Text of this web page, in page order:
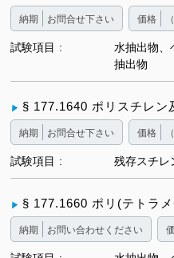
納期 お問合せ下さい 価格
試験項目
水抽出物、
抽出物
§ 177.1640 ポリスチレン
納期 お問合せ下さい 価格
試験項目 残存スチレ
§ 177.1660 ポリ(テトラ
納期 お問い合わせください